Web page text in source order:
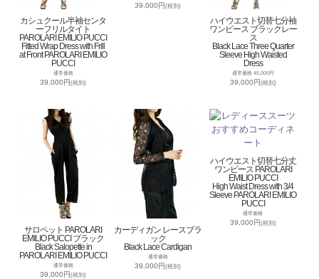
カシュクール半袖センタ
ーフリルタイト
PAROLARI EMILIO PUCCI
Fitted Wrap Dress with Frill
at Front PAROLARI EMILIO
PUCCI
通常価格
39,000円(税別)
39,000円(税別)
ハイウエスト切替七分袖
ワンピース ブラックレー
ス
Black Lace Three Quarter
Sleeve High Waisted
Dress
通常価格 45,000円
39,000円 (税別)
サロペット PAROLARI
EMILIO PUCCI ブラック
Black Salopette in
PAROLARI EMILIO PUCCI
通常価格
39,000円(税別)
カーディガン レースブラ
ック
Black Lace Cardigan
通常価格
39,000円(税別)
ハイウエスト切替七分丈
ワンピース PAROLARI
EMILIO PUCCI
High Waist Dress with 3/4
Sleeve PAROLARI EMILIO
PUCCI
通常価格
39,000円 (税別)